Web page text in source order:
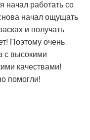
начал работать со
начал ощущать
и получать
Поэтому очень
с высокими
качествами!
помогли!